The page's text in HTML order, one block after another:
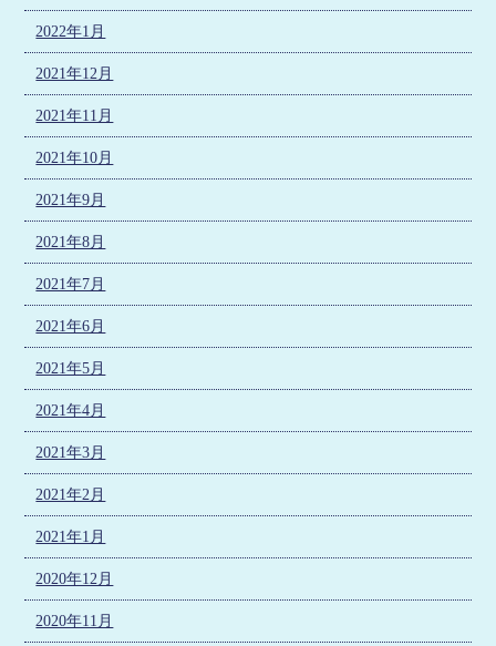
2022年1月
2021年12月
2021年11月
2021年10月
2021年9月
2021年8月
2021年7月
2021年6月
2021年5月
2021年4月
2021年3月
2021年2月
2021年1月
2020年12月
2020年11月